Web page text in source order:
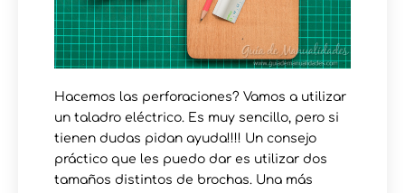
Hacemos las perforaciones? Vamos a utilizar
un taladro eléctrico. Es muy sencillo, pero si
tienen dudas pidan ayuda!!!! Un consejo
práctico que les puedo dar es utilizar dos
tamaños distintos de brochas. Una más